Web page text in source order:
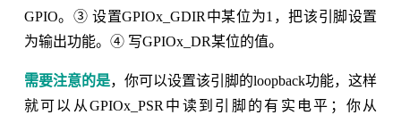
GPIO。③ 设置GPIOx_GDIR中某位为1，把该引脚设置
为输出功能。④ 写GPIOx_DR某位的值。
需要注意的是，你可以设置该引脚的loopback功能，这样
就可以从GPIOx_PSR中读到引脚的有实电平；你从